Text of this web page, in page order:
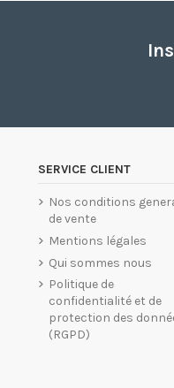
SERVICE CLIENT
Nos conditions
de vente
Mentions légales
Qui sommes nous
Politique de
confidentialité et de
protection des
(RGPD)